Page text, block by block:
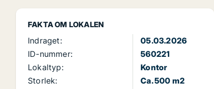
FAKTA OM LOKALEN
Indraget:
05.03.2026
ID-nummer:
560221
Lokaltyp:
Kontor
Storlek:
Ca. 500 m2